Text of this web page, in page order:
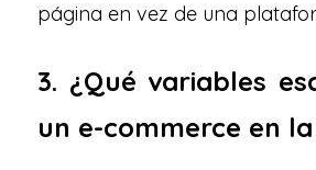
página en vez de una
3. ¿Qué variables
un e-commerce en